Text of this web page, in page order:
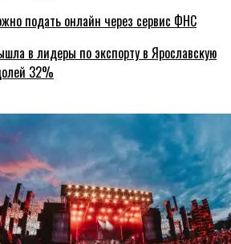
подать онлайн через сервис ФНС
в лидеры по экспорту в Ярославскую
32%